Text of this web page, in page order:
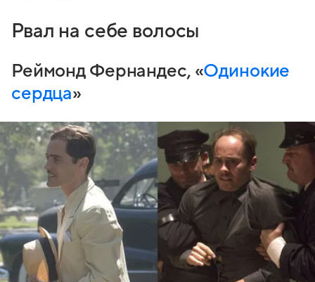
Рвал на себе волосы
Реймонд Фернандес, «Одинокие
сердца»